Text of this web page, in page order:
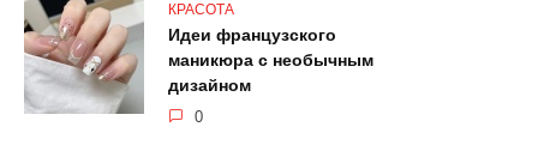
КРАСОТА
Идеи французского
маникюра с необычным
дизайном
0